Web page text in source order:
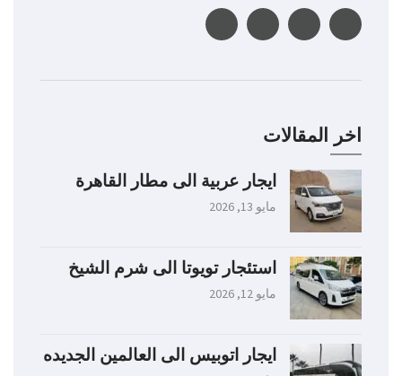
اخر المقالات
ايجار عربية الى مطار القاهرة
مايو 13, 2026
استئجار تويوتا الى شرم الشيخ
مايو 12, 2026
ايجار اتوبيس الى العالمين الجديده